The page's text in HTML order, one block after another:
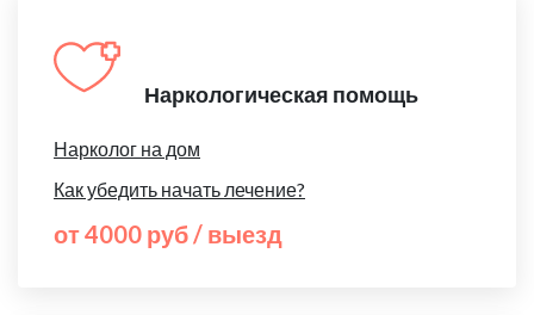
Наркологическая помощь
Нарколог на дом
Как убедить начать лечение?
от 4000 руб / выезд